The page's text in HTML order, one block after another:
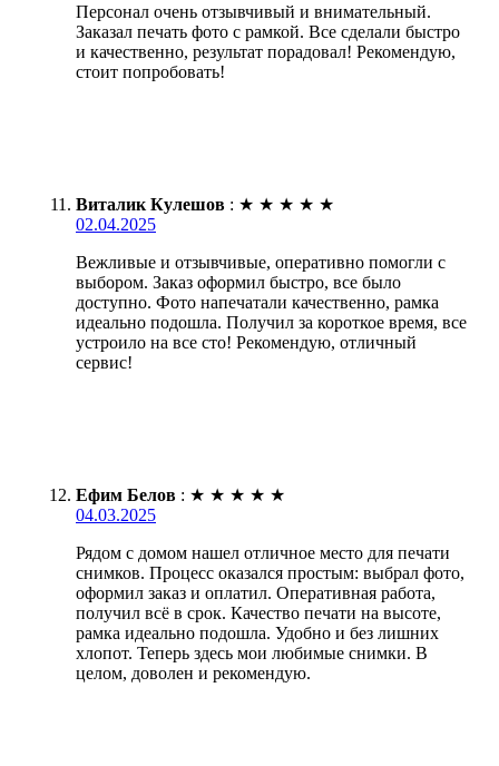
Персонал очень отзывчивый и внимательный.
Заказал печать фото с рамкой. Все сделали быстро
и качественно, результат порадовал! Рекомендую,
стоит попробовать!
Виталик Кулешов : ★ ★ ★ ★ ★
02.04.2025
Вежливые и отзывчивые, оперативно помогли с
выбором. Заказ оформил быстро, все было
доступно. Фото напечатали качественно, рамка
идеально подошла. Получил за короткое время, все
устроило на все сто! Рекомендую, отличный
сервис!
Ефим Белов : ★ ★ ★ ★ ★
04.03.2025
Рядом с домом нашел отличное место для печати
снимков. Процесс оказался простым: выбрал фото,
оформил заказ и оплатил. Оперативная работа,
получил всё в срок. Качество печати на высоте,
рамка идеально подошла. Удобно и без лишних
хлопот. Теперь здесь мои любимые снимки. В
целом, доволен и рекомендую.